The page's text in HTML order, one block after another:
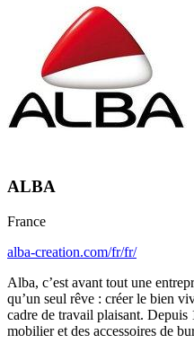
ALBA
France
alba-creation.com/fr/fr/
Alba, c’est avant tout une
qu’un seul rêve : créer le bien
cadre de travail plaisant.
mobilier et des accessoires de